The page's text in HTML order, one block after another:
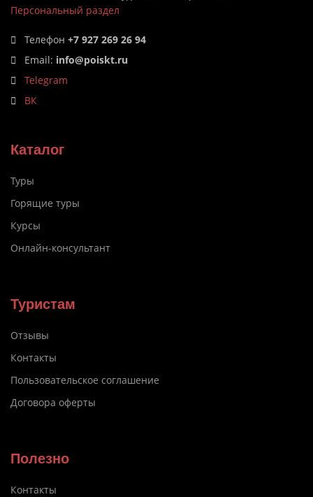
Персональный раздел
Телефон +7 927 269 26 94
Email: info@poiskt.ru
Telegram
ВК
Каталог
Туры
Горящие туры
Курсы
Онлайн-консультант
Туристам
Отзывы
Контакты
Пользовательское соглашение
Договора оферты
Полезно
Контакты